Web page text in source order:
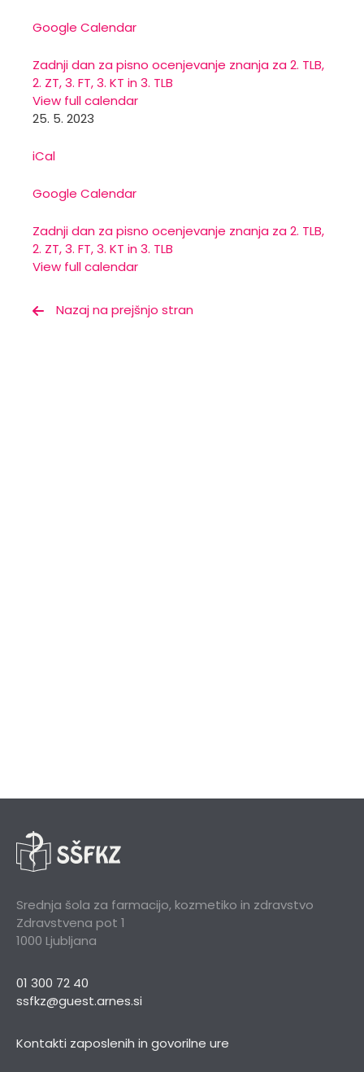
Google Calendar
Zadnji dan za pisno ocenjevanje znanja za 2. TLB,
2. ZT, 3. FT, 3. KT in 3. TLB
View full calendar
25. 5. 2023
iCal
Google Calendar
Zadnji dan za pisno ocenjevanje znanja za 2. TLB,
2. ZT, 3. FT, 3. KT in 3. TLB
View full calendar
Nazaj na prejšnjo stran
Srednja šola za farmacijo, kozmetiko in zdravstvo
Zdravstvena pot 1
1000 Ljubljana
01 300 72 40
ssfkz@guest.arnes.si
Kontakti zaposlenih in govorilne ure